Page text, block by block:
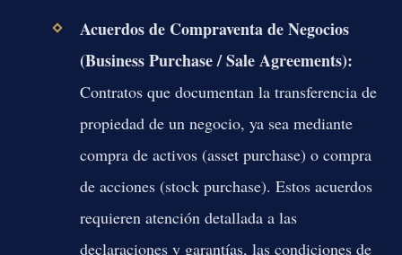
Acuerdos de Compraventa de Negocios
(Business Purchase / Sale Agreements):
Contratos que documentan la transferencia de
propiedad de un negocio, ya sea mediante
compra de activos (asset purchase) o compra
de acciones (stock purchase). Estos acuerdos
requieren atención detallada a las
declaraciones y garantías, las condiciones de